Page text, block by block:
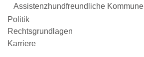
Assistenzhundfreundliche Kommune
Politik
Rechtsgrundlagen
Karriere